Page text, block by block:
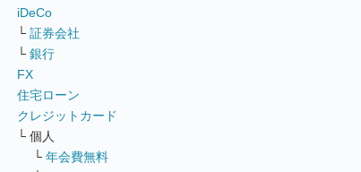
iDeCo
└ 証券会社
└ 銀行
FX
住宅ローン
クレジットカード
└ 個人
└ 年会費無料